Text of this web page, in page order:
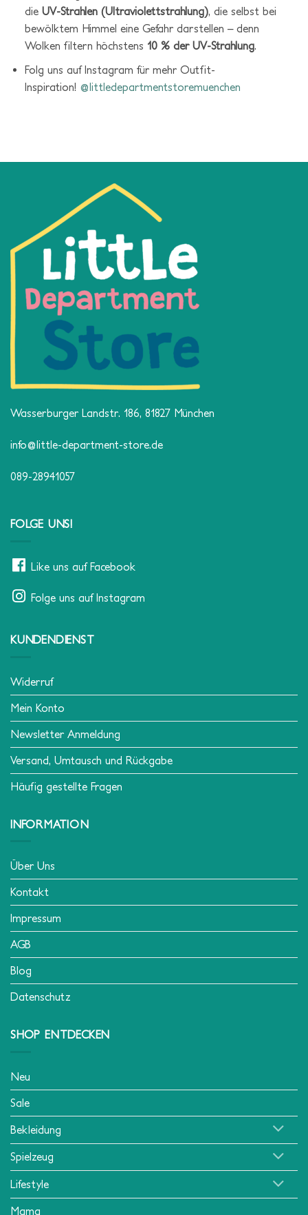
die UV-Strahlen (Ultraviolettstrahlung), die selbst bei
bewölktem Himmel eine Gefahr darstellen – denn
Wolken filtern höchstens 10 % der UV-Strahlung.
Folg uns auf Instagram für mehr Outfit-
Inspiration! @littledepartmentstoremuenchen
Wasserburger Landstr. 186, 81827 München
info@little-department-store.de
089-28941057
FOLGE UNS!
Like uns auf Facebook
Folge uns auf Instagram
KUNDENDIENST
Widerruf
Mein Konto
Newsletter Anmeldung
Versand, Umtausch und Rückgabe
Häufig gestellte Fragen
INFORMATION
Über Uns
Kontakt
Impressum
AGB
Blog
Datenschutz
SHOP ENTDECKEN
Neu
Sale
Bekleidung
Spielzeug
Lifestyle
Mama